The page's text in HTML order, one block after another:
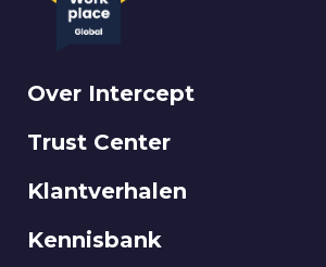
Over Intercept
Trust Center
Klantverhalen
Kennisbank